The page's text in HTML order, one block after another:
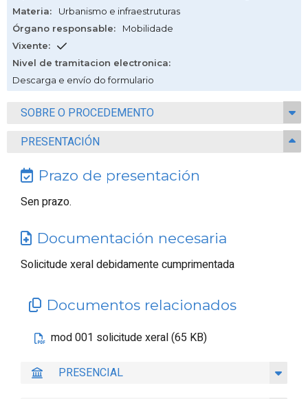
Materia:
Urbanismo e infraestruturas
Órgano responsable:
Mobilidade
Vixente:
Nivel de tramitacion electronica:
Descarga e envío do formulario
SOBRE O PROCEDEMENTO
PRESENTACIÓN
Prazo de presentación
Sen prazo.
Documentación necesaria
Solicitude xeral debidamente cumprimentada
Documentos relacionados
mod 001 solicitude xeral (65 KB)
PRESENCIAL